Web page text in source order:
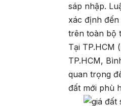
sáp nhập.
xác định
trên toàn bộ
Tại TP.HCM
TP.HCM,
quan trọng
đất mới phù